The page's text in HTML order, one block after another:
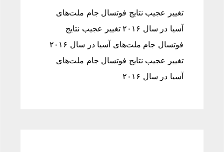
تغییر عجیب نتایج فوتسال جام ملت‌های
آسیا در سال ۲۰۱۶ تغییر عجیب نتایج
فوتسال جام ملت‌های آسیا در سال ۲۰۱۶
تغییر عجیب نتایج فوتسال جام ملت‌های
آسیا در سال ۲۰۱۶